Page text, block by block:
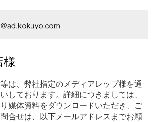
様
は、弊社指定のメディアレップ様を通
しております。詳細につきましては、
媒体資料をダウンロードいただき、ご
合せは、以下メールアドレスまでお願